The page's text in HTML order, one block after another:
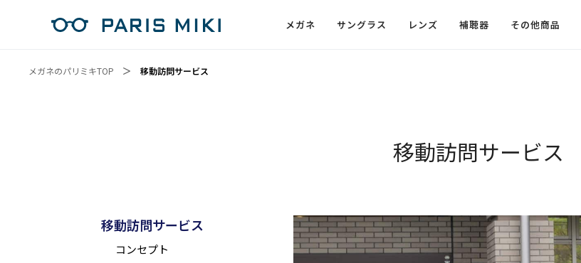
メガネ サングラス レンズ 補聴器 その他商品
メガネのパリミキTOP 移動訪問サービス
移動訪問サービス
移動訪問サービス
コンセプト